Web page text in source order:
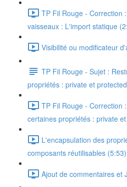
TP Fil Rouge - Correction
vaisseaux : L'import statique
Visibilité ou modificateur
TP Fil Rouge - Sujet :
propriétés : private et protected
TP Fil Rouge - Correction
certaines propriétés : private
L'encapsulation des
composants réutilisables (5:53)
Ajout de commentaires et